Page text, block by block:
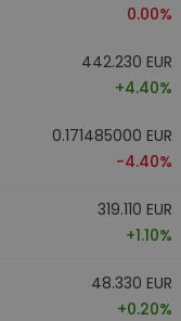
0.00%
442.230 EUR
+4.40%
0.171485000 EUR
-4.40%
319.110 EUR
+1.10%
48.330 EUR
+0.20%